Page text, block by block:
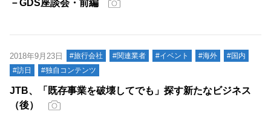
－GDS座談会・前編
2018年9月23日 #旅行会社 #関連業者 #イベント #海外
#国内
#訪日
#独自コンテンツ
JTB、「既存事業を破壊してでも」探す新たなビジネス
（後）